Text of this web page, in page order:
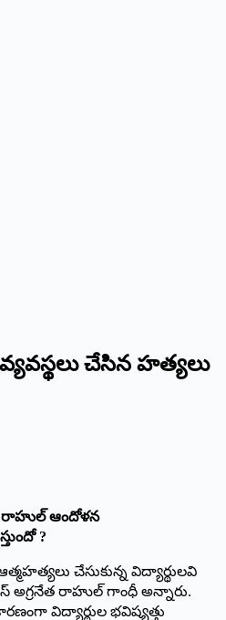
చేసిన హత్యలు
రాహుల్ ఆందోళన
?
చేసుకున్న విద్యార్థులవి
అగ్రనేత రాహుల్ గాంధీ అన్నారు.
విద్యార్థుల భవిష్యత్తు